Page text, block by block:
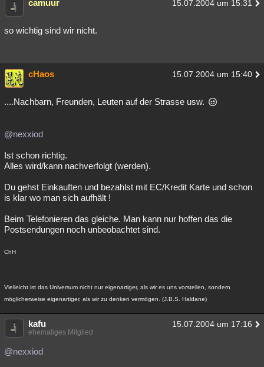
camuur 15.07.2004 um 15:31
so wichtig sind wir nicht.
cHaos 15.07.2004 um 15:40
....Nachbarn, Freunden, Leuten auf der Strasse usw.
@nexxiod
Ist schon richtig.
Alles wird/kann nachverfolgt (werden).
Du gehst Einkauften und bezahlst mit EC/Kredit Karte und schon
is klar wo man sich aufhält !
Beim Telefonieren das gleiche. Man kann nur hoffen das die
Postsendungen noch unbeobachtet sind.
ChH
Vielleicht ist das Universum nicht nur eigenartiger, als wir es uns vorstellen, sondern
möglicherweise eigenartiger, als wir zu denken vermögen. (J.B.S. Haldane)
kafu 15.07.2004 um 17:16
ehemaliges Mitglied
@nexxiod